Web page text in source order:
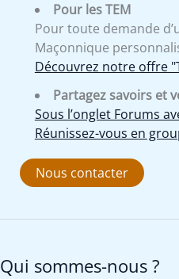
Pour les TEM
Pour toute demande
Maçonnique
Découvrez notre offre
Partagez savoirs et
Sous l’onglet Forums
Réunissez-vous en
Nous contacter
Qui sommes-nous ?